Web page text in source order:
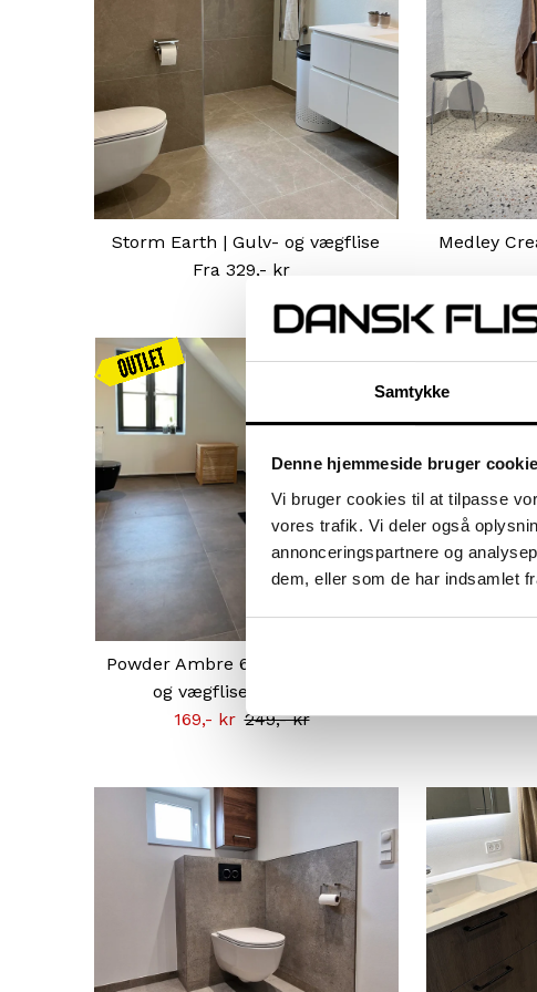
Samtykke
Denne hjemmeside bruger
Vi bruger cookies til at tilpasse
vores trafik. Vi deler også
annonceringspartnere og
dem, eller som de har indsamlet
Storm Earth | Gulv- og vægflise
Normal
Fra 329,- kr
Medley
Kampagnen
gælder
frem til d.
16.08
Powder Ambre 60x60 CM | Gulv-
og vægflise - OUTLET
Tilbudsprisen
169,- kr Normal
249,- kr
Verbier